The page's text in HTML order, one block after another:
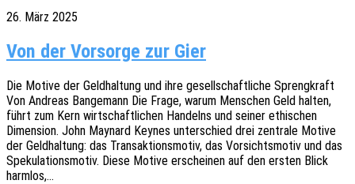
26. März 2025
Von der Vorsorge zur Gier
Die Motive der Geld­hal­tung und ihre gesell­schaft­li­che Spreng­kraft
Von Andre­as Bange­mann Die Frage, warum Menschen Geld halten,
führt zum Kern wirt­schaft­li­chen Handelns und seiner ethi­schen
Dimen­si­on. John Maynard Keynes unter­schied drei zentra­le Motive
der Geld­hal­tung: das Trans­ak­ti­ons­mo­tiv, das Vorsichts­mo­tiv und das
Speku­la­ti­ons­mo­tiv. Diese Motive erschei­nen auf den ersten Blick
harmlos,…